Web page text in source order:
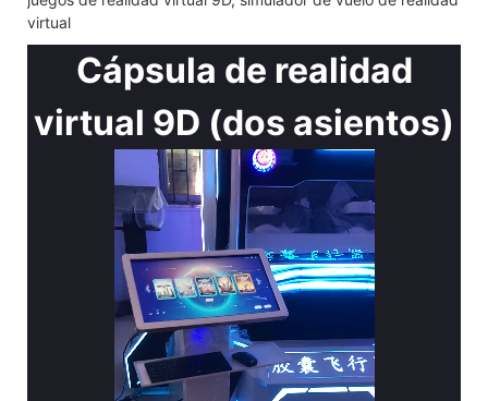
Cápsula de realidad
virtual 9D (dos asientos)